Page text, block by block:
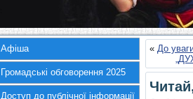
Афіша
Громадські обговорення 2025
Доступ до публічної інформації
« До